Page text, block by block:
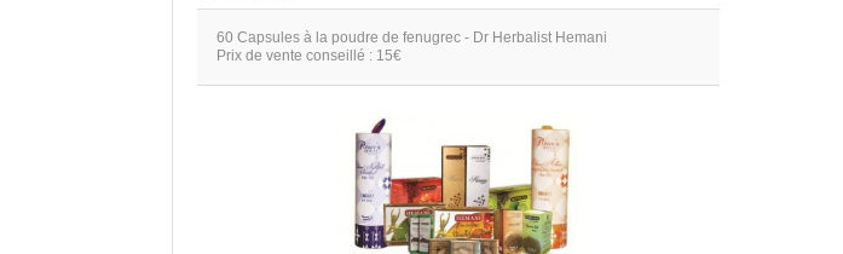
60 Capsules à la poudre de fenugrec - Dr Herbalist Hemani
Prix de vente conseillé : 15€